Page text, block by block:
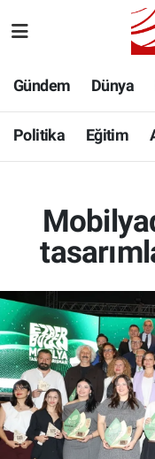
Gündem Dünya
Politika Eğitim
Eğitim
Asayiş
Yaşam
Kültür & Sanat
Bilim-
Köşe Yazıları
Röportaj
Hava Durumu
Namaz
Süper Lig
Tüm Manşetler
Son Dakika
Haber Arşivi